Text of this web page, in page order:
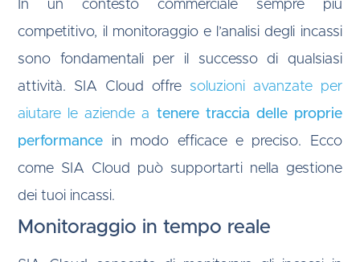
In un contesto commerciale sempre più
competitivo, il monitoraggio e l’analisi degli incassi
sono fondamentali per il successo di qualsiasi
attività. SIA Cloud offre soluzioni avanzate per
aiutare le aziende a tenere traccia delle proprie
performance
in modo efficace e preciso. Ecco
come SIA Cloud può supportarti nella gestione
dei tuoi incassi.
Monitoraggio in tempo reale